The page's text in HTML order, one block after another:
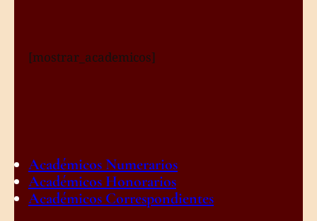
[mostrar_academicos]
Académicos Numerarios
Académicos Honorarios
Académicos Correspondientes